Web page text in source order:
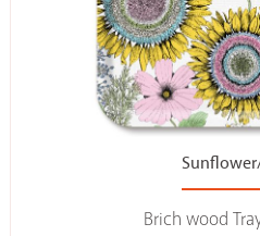
Brich wood